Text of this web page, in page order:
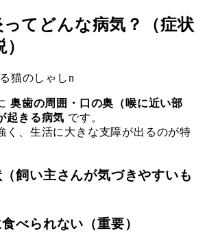
てどんな病気？（症状
奥歯の周囲・口の奥（喉に近い部
起きる病気 です。
く、生活に大きな支障が出るのが特
飼い主さんが気づきやすいも
べられない（重要）